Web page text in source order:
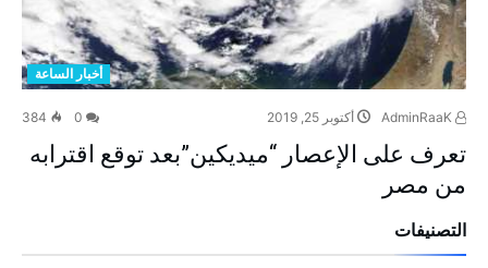
أخبار الساعة
أكتوبر 25, 2019 384
تعرف على الإعصار “ميديكين”بعد توقع اقترابه
من مصر
التصنيفات